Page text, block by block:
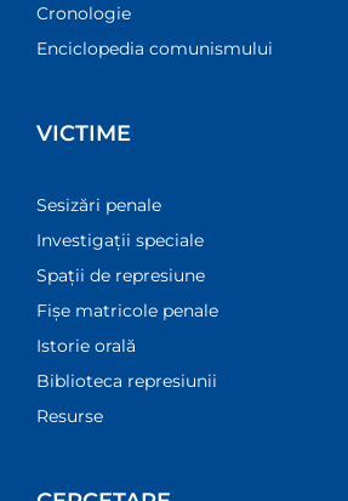
Cronologie
Enciclopedia comunismului
VICTIME
Sesizări penale
Investigații speciale
Spații de represiune
Fișe matricole penale
Istorie orală
Biblioteca represiunii
Resurse